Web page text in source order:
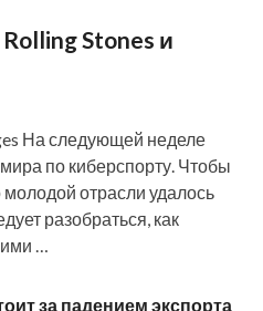
Stones и
На следующей неделе
по киберспорту. Чтобы
молодой отрасли удалось
разобраться, как
…
за падением экспорта